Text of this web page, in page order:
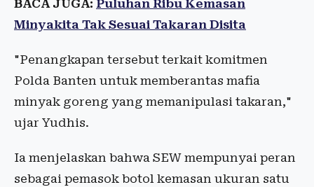
BACA JUGA: Puluhan Ribu Kemasan
Minyakita Tak Sesuai Takaran Disita
"Penangkapan tersebut terkait komitmen
Polda Banten untuk memberantas mafia
minyak goreng yang memanipulasi takaran,"
ujar Yudhis.​​​​​​​
Ia menjelaskan bahwa SEW mempunyai peran
sebagai pemasok botol kemasan ukuran satu